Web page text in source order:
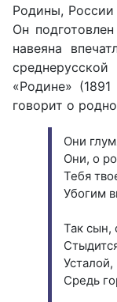
Родины, России
Он
навеяна
«Родине»
говорит о
Они
Они, о
Тебя
Убогим
Так сын,
Средь